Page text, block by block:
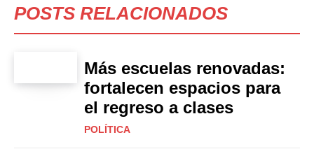
POSTS RELACIONADOS
Más escuelas renovadas:
fortalecen espacios para
el regreso a clases
POLÍTICA